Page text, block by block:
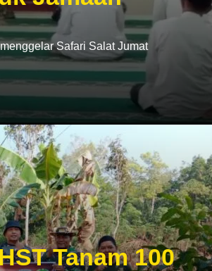
Safari Salat Jumat
Tanam 100